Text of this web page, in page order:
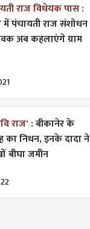
राज विधेयक पास :
में पंचायती राज ​संशोधन
अब कहलाएंगे ग्राम
राज' :बीकानेर के
का निधन, इनके दादा ने
बीघा जमीन